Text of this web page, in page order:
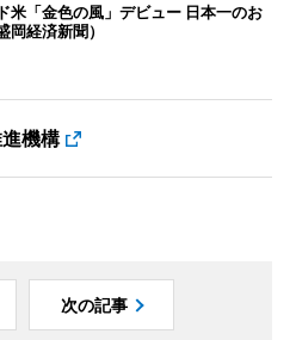
米「金色の風」デビュー 日本一のお
岡経済新聞）
機構
次の記事